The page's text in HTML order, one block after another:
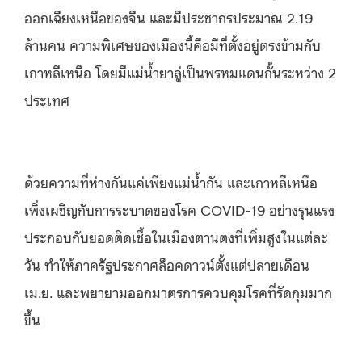
ออกเฉียงเหนือของจีน และมีประชากรประมาณ 2.19
ล้านคน ความพิเศษของเมืองนี้คือมีที่ตั้งอยู่ตรงข้ามกับ
เกาหลีเหนือ โดยมีแม่น้ำยาลู่เป็นพรหมแดนกั้นระหว่าง 2
ประเทศ
ด้วยความที่ห่างกันแค่เพียงแม่น้ำกัน และเกาหลีเหนือ
เพิ่งเผชิญกับการระบาดของโรค COVID-19 อย่างรุนแรง
ประกอบกับยอดติดเชื้อในเมืองตานตงที่เพิ่มสูงในแต่ละ
วัน ทำให้ภาครัฐประกาศล็อคดาวน์ตั้งแต่ปลายเดือน
เม.ย. และพยายามออกมาตรการควบคุมโรคที่รัดกุมมาก
ขึ้น